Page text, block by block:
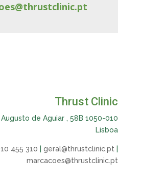
Thrust Clinic
de Aguiar , 58B 1050-010
Lisboa
455 310 geral@thrustclinic.pt
marcacoes@thrustclinic.pt